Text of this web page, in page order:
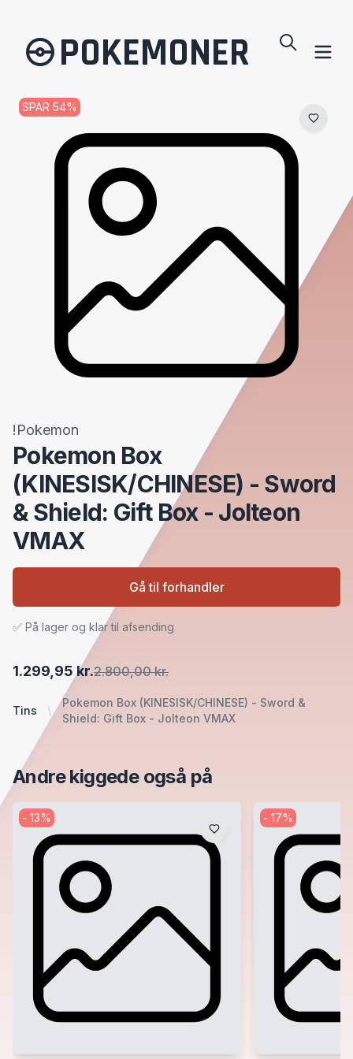
POKEMONER
!Pokemon
Pokemon Box
(KINESISK/CHINESE) - Sword
& Shield: Gift Box - Jolteon
VMAX
Tins
Pokemon Box (KINESISK/CHINESE) - Sword &
Shield: Gift Box - Jolteon VMAX
1.299,95 kr.2.800,00 kr.
✅ På lager og klar til afsending
Gå til forhandler
SPAR 54%
Andre kiggede også på
- 13% - 17%